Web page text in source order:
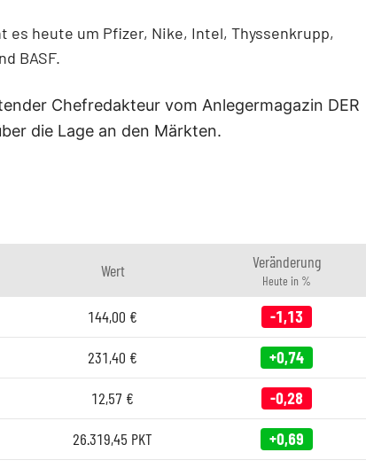
es heute um Pfizer, Nike, Intel, Thyssenkrupp,
BASF.
Chefredakteur vom Anlegermagazin DER
die Lage an den Märkten.
Wert Veränderung
Heute in %
144,00 € -1,13
231,40 € +0,74
12,57 € -0,28
26.319,45 PKT +0,69